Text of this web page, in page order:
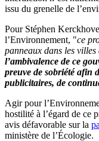
issu du grenelle de
Pour Stéphen
l’Environnement, "ce
panneaux dans les
l’ambivalence de ce
preuve de sobriété afin
publicitaires, de
Agir pour
hostilité à l’égard de ce
avis défavorable sur la
ministère de l’Écologie.